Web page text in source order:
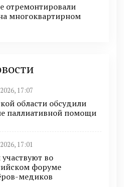
отремонтировали
многоквартирном
17:07
области обсудили
паллиативной помощи
17:01
во
форуме
медиков